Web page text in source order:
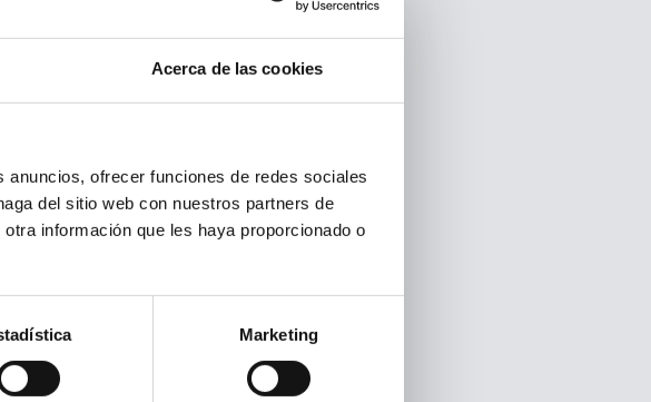
Acerca de las cookies
ofrecer funciones de redes sociales
del sitio web con nuestros partners de
información que les haya proporcionado o
Marketing
el
de